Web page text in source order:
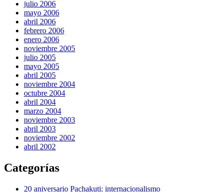
julio 2006
mayo 2006
abril 2006
febrero 2006
enero 2006
noviembre 2005
julio 2005
mayo 2005
abril 2005
noviembre 2004
octubre 2004
abril 2004
marzo 2004
noviembre 2003
abril 2003
noviembre 2002
abril 2002
Categorías
20 aniversario Pachakuti: internacionalismo